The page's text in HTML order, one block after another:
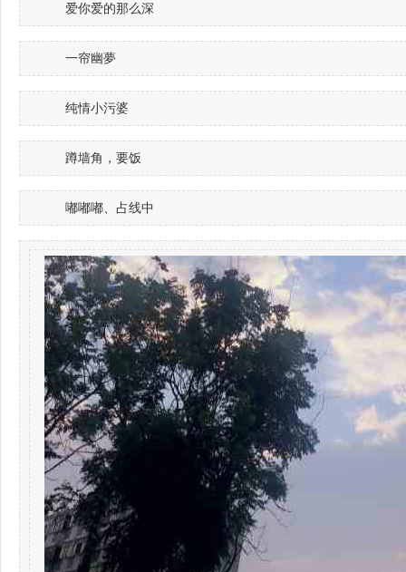
爱你爱的那么深
一帘幽夢
纯情小污婆
蹲墙角，要饭
嘟嘟嘟、占线中